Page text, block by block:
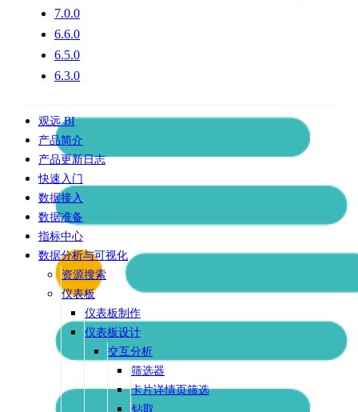
7.0.0
6.6.0
6.5.0
6.3.0
观远 BI
产品简介
产品更新日志
快速入门
数据接入
数据准备
指标中心
数据分析与可视化
资源搜索
仪表板
仪表板制作
仪表板设计
交互分析
筛选器
卡片详情页筛选
钻取